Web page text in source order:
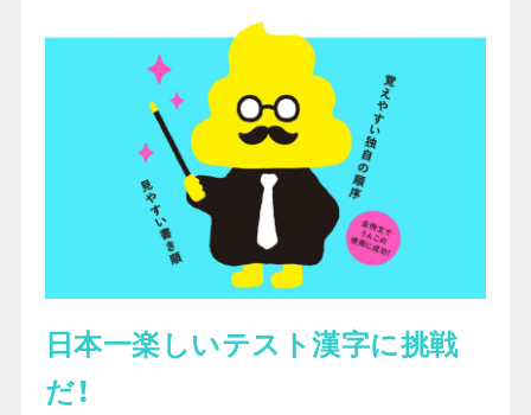
日本一楽しいテスト漢字に挑戦
だ！